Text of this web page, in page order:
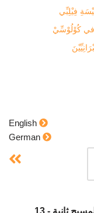
فِيْلِبِّي
في كُوْلُوْسِّيْ
English
German
ثانية